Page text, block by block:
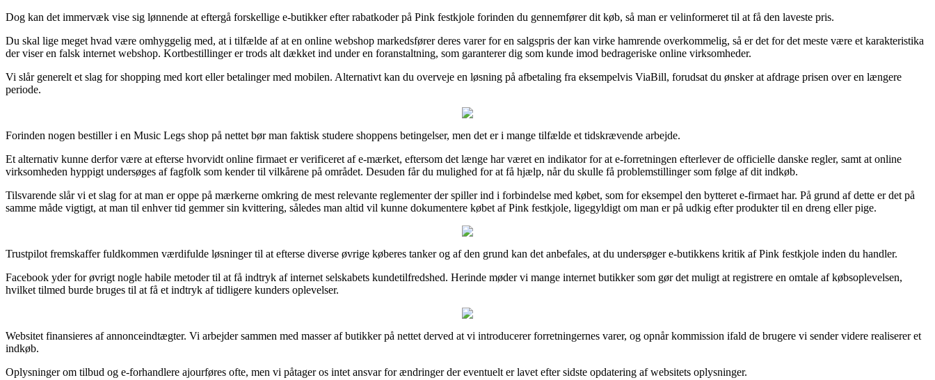
Dog kan det immervæk vise sig lønnende at eftergå forskellige e-butikker efter rabatkoder på Pink festkjole forinden du gennemfører dit køb, så man er velinformeret til at få den laveste pris.
Du skal lige meget hvad være omhyggelig med, at i tilfælde af at en online webshop markedsfører deres varer for en salgspris der kan virke hamrende overkommelig, så er det for det meste være et karakteristika
der viser en falsk internet webshop. Kortbestillinger er trods alt dækket ind under en foranstaltning, som garanterer dig som kunde imod bedrageriske online virksomheder.
Vi slår generelt et slag for shopping med kort eller betalinger med mobilen. Alternativt kan du overveje en løsning på afbetaling fra eksempelvis ViaBill, forudsat du ønsker at afdrage prisen over en længere
periode.
Forinden nogen bestiller i en Music Legs shop på nettet bør man faktisk studere shoppens betingelser, men det er i mange tilfælde et tidskrævende arbejde.
Et alternativ kunne derfor være at efterse hvorvidt online firmaet er verificeret af e-mærket, eftersom det længe har været en indikator for at e-forretningen efterlever de officielle danske regler, samt at online
virksomheden hyppigt undersøges af fagfolk som kender til vilkårene på området. Desuden får du mulighed for at få hjælp, når du skulle få problemstillinger som følge af dit indkøb.
Tilsvarende slår vi et slag for at man er oppe på mærkerne omkring de mest relevante reglementer der spiller ind i forbindelse med købet, som for eksempel den bytteret e-firmaet har. På grund af dette er det på
samme måde vigtigt, at man til enhver tid gemmer sin kvittering, således man altid vil kunne dokumentere købet af Pink festkjole, ligegyldigt om man er på udkig efter produkter til en dreng eller pige.
Trustpilot fremskaffer fuldkommen værdifulde løsninger til at efterse diverse øvrige køberes tanker og af den grund kan det anbefales, at du undersøger e-butikkens kritik af Pink festkjole inden du handler.
Facebook yder for øvrigt nogle habile metoder til at få indtryk af internet selskabets kundetilfredshed. Herinde møder vi mange internet butikker som gør det muligt at registrere en omtale af købsoplevelsen,
hvilket tilmed burde bruges til at få et indtryk af tidligere kunders oplevelser.
Websitet finansieres af annonceindtægter. Vi arbejder sammen med masser af butikker på nettet derved at vi introducerer forretningernes varer, og opnår kommission ifald de brugere vi sender videre realiserer et
indkøb.
Oplysninger om tilbud og e-forhandlere ajourføres ofte, men vi påtager os intet ansvar for ændringer der eventuelt er lavet efter sidste opdatering af websitets oplysninger.